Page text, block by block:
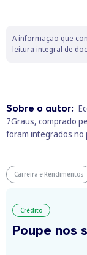
A informação que
leitura integral de
Sobre o autor:
7Graus, comprado
foram integrados no
Carreira e Rendimentos
Crédito
Poupe nos